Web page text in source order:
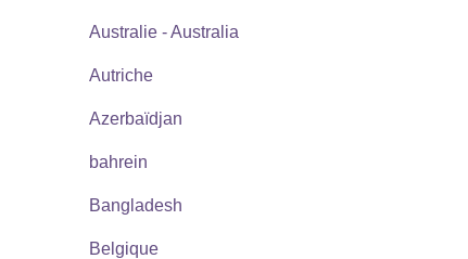
Australie - Australia
Autriche
Azerbaïdjan
bahrein
Bangladesh
Belgique